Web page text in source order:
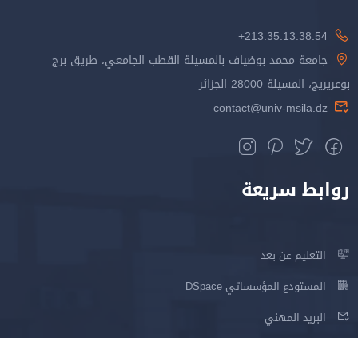
213.35.13.38.54+
جامعة محمد بوضياف بالمسيلة القطب الجامعي، طريق برج
بوعريريج، المسيلة 28000 الجزائر
contact@univ-msila.dz
روابط سريعة
التعليم عن بعد
المستودع المؤسساتي DSpace
البريد المهني